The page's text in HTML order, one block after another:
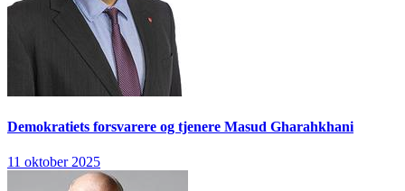
Demokratiets forsvarere og tjenere Masud Gharahkhani
11 oktober 2025